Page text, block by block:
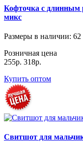
Кофточка с длинным
микс
Размеры в наличии: 62
Розничная цена
255р. 318р.
Купить оптом
Свитшот для